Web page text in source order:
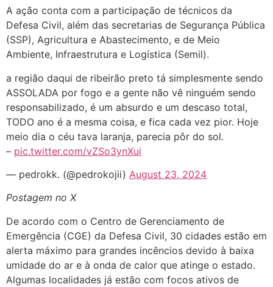
A ação conta com a participação de técnicos da
Defesa Civil, além das secretarias de Segurança Pública
(SSP), Agricultura e Abastecimento, e de Meio
Ambiente, Infraestrutura e Logística (Semil).
a região daqui de ribeirão preto tá simplesmente sendo
ASSOLADA por fogo e a gente não vê ninguém sendo
responsabilizado, é um absurdo e um descaso total,
TODO ano é a mesma coisa, e fica cada vez pior. Hoje
meio dia o céu tava laranja, parecia pôr do sol.
– pic.twitter.com/vZSo3ynXui
— pedrokk. (@pedrokojii) August 23, 2024
Postagem no X
De acordo com o Centro de Gerenciamento de
Emergência (CGE) da Defesa Civil, 30 cidades estão em
alerta máximo para grandes incêncios devido à baixa
umidade do ar e à onda de calor que atinge o estado.
Algumas localidades já estão com focos ativos de